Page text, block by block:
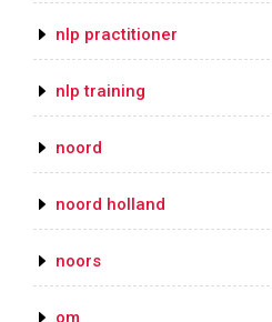
nlp practitioner
nlp training
noord
noord holland
noors